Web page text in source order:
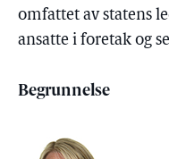
omfattet av statens
ansatte i foretak og
Begrunnelse